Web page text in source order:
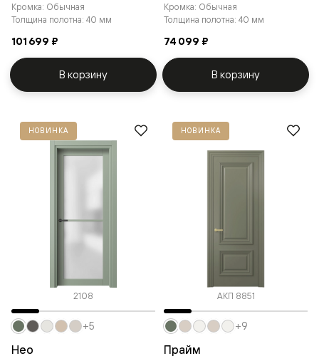
Кромка: Обычная
Толщина полотна: 40 мм
101 699 ₽
В корзину
Кромка: Обычная
Толщина полотна: 40 мм
74 099 ₽
В корзину
НОВИНКА
2108
Нео
+5
НОВИНКА
АКП 8851
Прайм
+9